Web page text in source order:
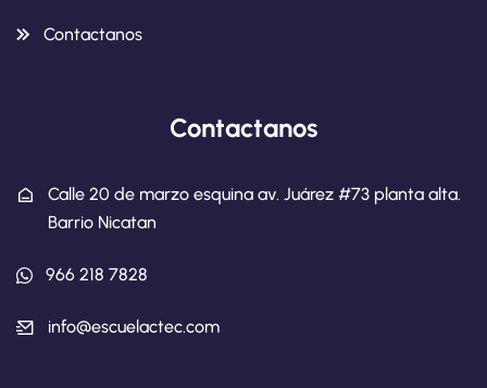
Contactanos
Contactanos
Calle 20 de marzo esquina av. Juárez #73 planta alta.
Barrio Nicatan
966 218 7828
info@escuelactec.com